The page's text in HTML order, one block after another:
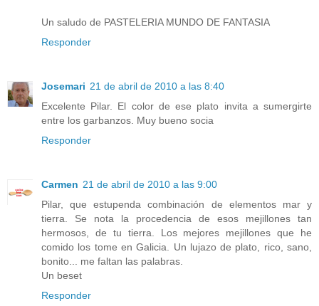
Un saludo de PASTELERIA MUNDO DE FANTASIA
Responder
Josemari 21 de abril de 2010 a las 8:40
Excelente Pilar. El color de ese plato invita a sumergirte
entre los garbanzos. Muy bueno socia
Responder
Carmen 21 de abril de 2010 a las 9:00
Pilar, que estupenda combinación de elementos mar y
tierra. Se nota la procedencia de esos mejillones tan
hermosos, de tu tierra. Los mejores mejillones que he
comido los tome en Galicia. Un lujazo de plato, rico, sano,
bonito... me faltan las palabras.
Un beset
Responder